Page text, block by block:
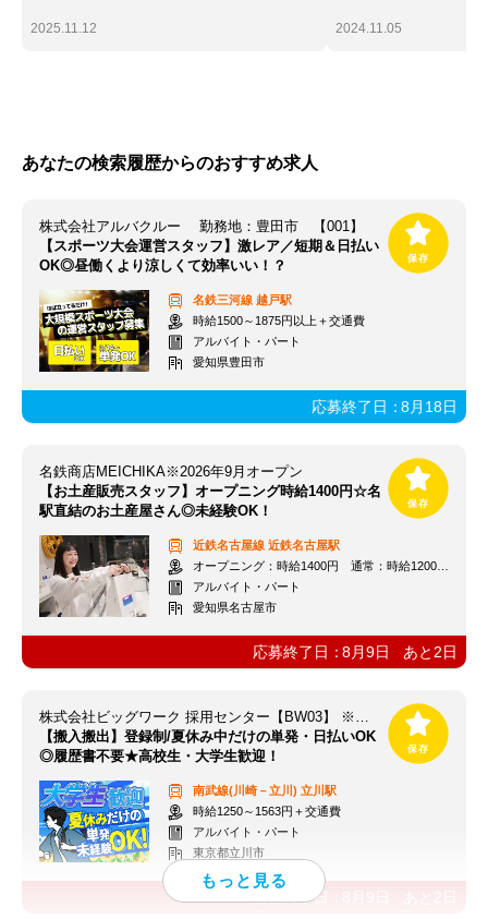
2025.11.12 2024.11.05
あなたの検索履歴からのおすすめ求人
株式会社アルバクルー 勤務地：豊田市 【001】
【スポーツ大会運営スタッフ】激レア／短期＆日払い
OK◎昼働くより涼しくて効率いい！？
名鉄三河線 越戸駅
時給1500～1875円以上＋交通費
アルバイト・パート
愛知県豊田市
応募終了日：8月18日
名鉄商店MEICHIKA※2026年9月オープン
【お土産販売スタッフ】オープニング時給1400円☆名
駅直結のお土産屋さん◎未経験OK！
近鉄名古屋線 近鉄名古屋駅
オープニング：時給1400円 通常：時給1200円～＋交通費全額支給
アルバイト・パート
愛知県名古屋市
応募終了日：8月9日 あと 2日
【搬入搬出】登録制/夏休み中だけの単発・日払いOK
◎履歴書不要★高校生・大学生歓迎！
南武線(川崎－立川) 立川駅
時給1250～1563円＋交通費
アルバイト・パート
東京都立川市
応募終了日：